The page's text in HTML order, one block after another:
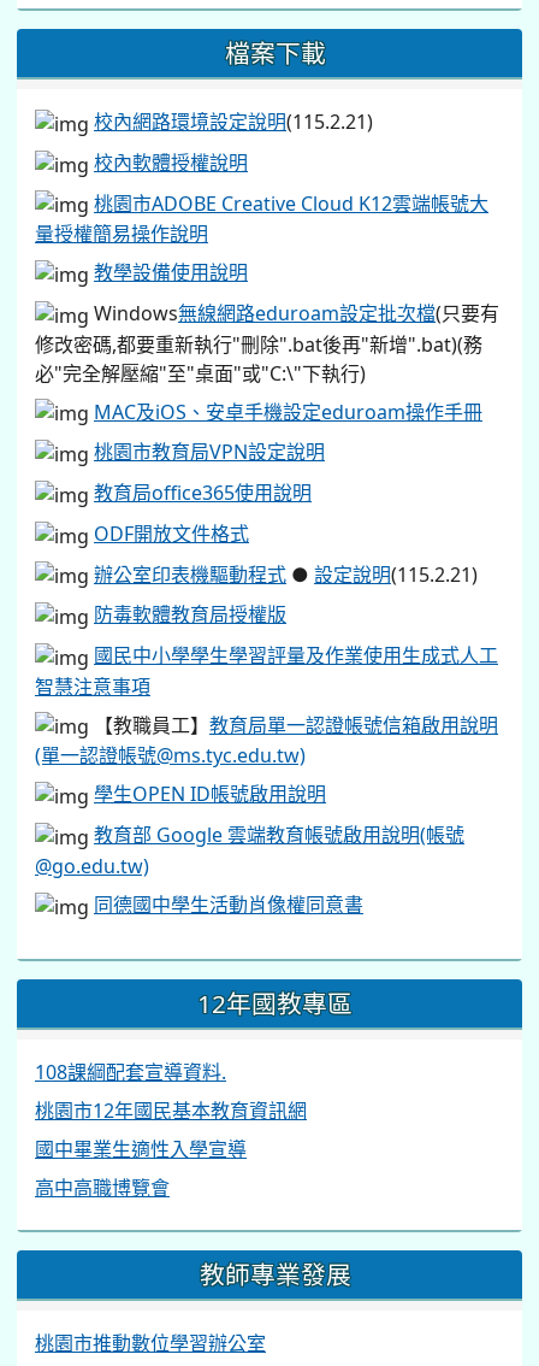
檔案下載
校內網路環境設定說明(115.2.21)
校內軟體授權說明
桃園市ADOBE Creative Cloud K12雲端帳號大
量授權簡易操作說明
教學設備使用說明
Windows無線網路eduroam設定批次檔(只要有
修改密碼,都要重新執行"刪除".bat後再"新增".bat)(務
必"完全解壓縮"至"桌面"或"C:\"下執行)
MAC及iOS、安卓手機設定eduroam操作手冊
桃園市教育局VPN設定說明
教育局office365使用說明
ODF開放文件格式
辦公室印表機驅動程式 ● 設定說明(115.2.21)
防毒軟體教育局授權版
國民中小學學生學習評量及作業使用生成式人工
智慧注意事項
【教職員工】 教育局單一認證帳號信箱啟用說明
(單一認證帳號@ms.tyc.edu.tw)
學生OPEN ID帳號啟用說明
教育部 Google 雲端教育帳號啟用說明(帳號
@go.edu.tw)
同德國中學生活動肖像權同意書
12年國教專區
108課綱配套宣導資料.
桃園市12年國民基本教育資訊網
國中畢業生適性入學宣導
高中高職博覽會
教師專業發展
桃園市推動數位學習辦公室